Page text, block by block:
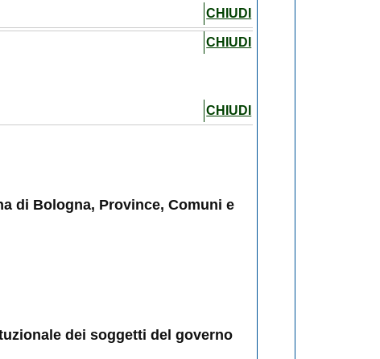
CHIUDI
CHIUDI
CHIUDI
di Bologna, Province, Comuni e
dei soggetti del governo